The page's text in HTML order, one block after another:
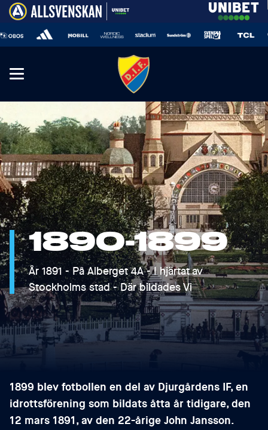
1890-1899
År 1891 - På Alberget 4A - I hjärtat av
Stockholms stad - Där bildades Vi
1899 blev fotbollen en del av Djurgårdens IF, en
idrottsförening som bildats åtta år tidigare, den
12 mars 1891, av den 22-årige John Jansson.